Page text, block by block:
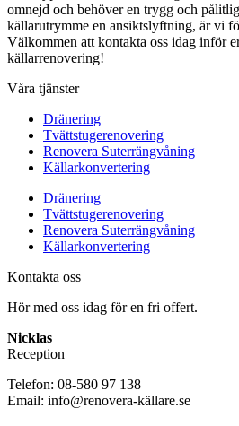
omnejd och behöver en trygg och
källarutrymme en ansiktslyftning, är vi
Välkommen att kontakta oss idag inför
källarrenovering!
Våra tjänster
Dränering
Tvättstugerenovering
Renovera Suterrängvåning
Källarkonvertering
Dränering
Tvättstugerenovering
Renovera Suterrängvåning
Källarkonvertering
Kontakta oss
Hör med oss idag för en fri offert.
Nicklas
Reception
Telefon: 08-580 97 138
Email: info@renovera-källare.se